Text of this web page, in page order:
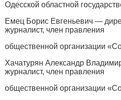
Одесской областной
Емец Борис Евгеньевич —
журналист, член правления
общественной организации
Хачатурян Александр
журналист, член правления
общественной организации